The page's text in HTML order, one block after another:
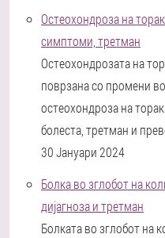
Остеохондроза на
симптоми, третман
Остеохондрозата на
поврзана со промени
остеохондроза на
болеста, третман и
30 Јануари 2024
Болка во зглобот на
дијагноза и третман
Болката во зглобот на